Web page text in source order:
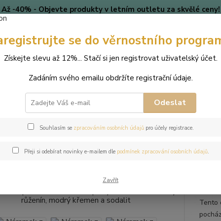
Až -40% - Objevte produkty v letním outletu za skvělé ceny!
🎄 VÁNOCE Blog
Hledat
(Po-
Náramek z přírodních kamenů a perly Swarovski -
z přírodních kamenů a
křemen a sodalit
Tento
se do věrnostního
Získejte slevu až 12%... Stačí si jen registrovat uživatelský účet.
Zadáním svého emailu obdržíte registrační údaje.
Odeslat
Souhlasím se zpracováním osobních údajůpro účely registrace.
Přeji si odebírat novinky e-mailem dle podmínek zpracování osobních údajů.
Zavřít